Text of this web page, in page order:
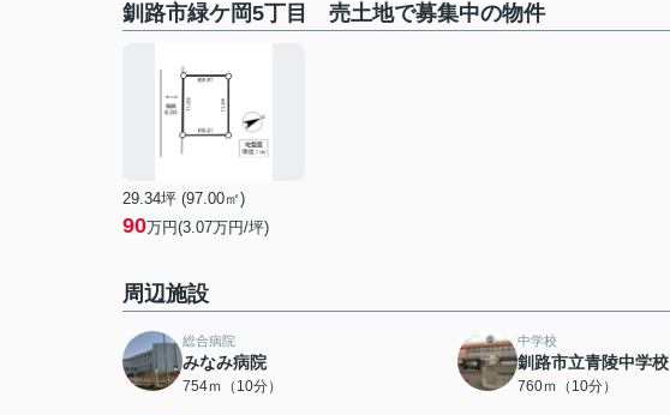
釧路市緑ケ岡5丁目 売土地で募集中の物件
29.34坪 (97.00㎡)
90万円(3.07万円/坪)
周辺施設
総合病院
みなみ病院
754ｍ（10分）
中学校
釧路市立青陵中学校
760ｍ（10分）